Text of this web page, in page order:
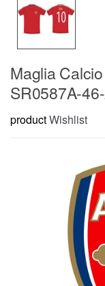
Maglia
SR0587A-
productWishlist